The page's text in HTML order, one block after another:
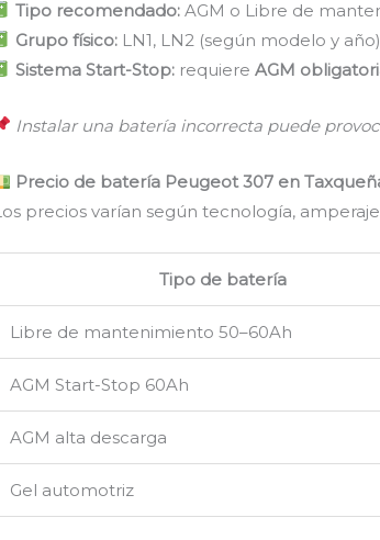
Tipo recomendado: AGM o Libre de
Grupo físico: LN1, LN2 (según modelo y año)
Sistema Start-Stop: requiereAGM
Instalar una batería incorrecta puede
Precio de batería Peugeot 307 en
precios varían según tecnología,
Tipo de batería
Libre de mantenimiento 50–60Ah
AGM Start-Stop 60Ah
AGM alta descarga
Gel automotriz